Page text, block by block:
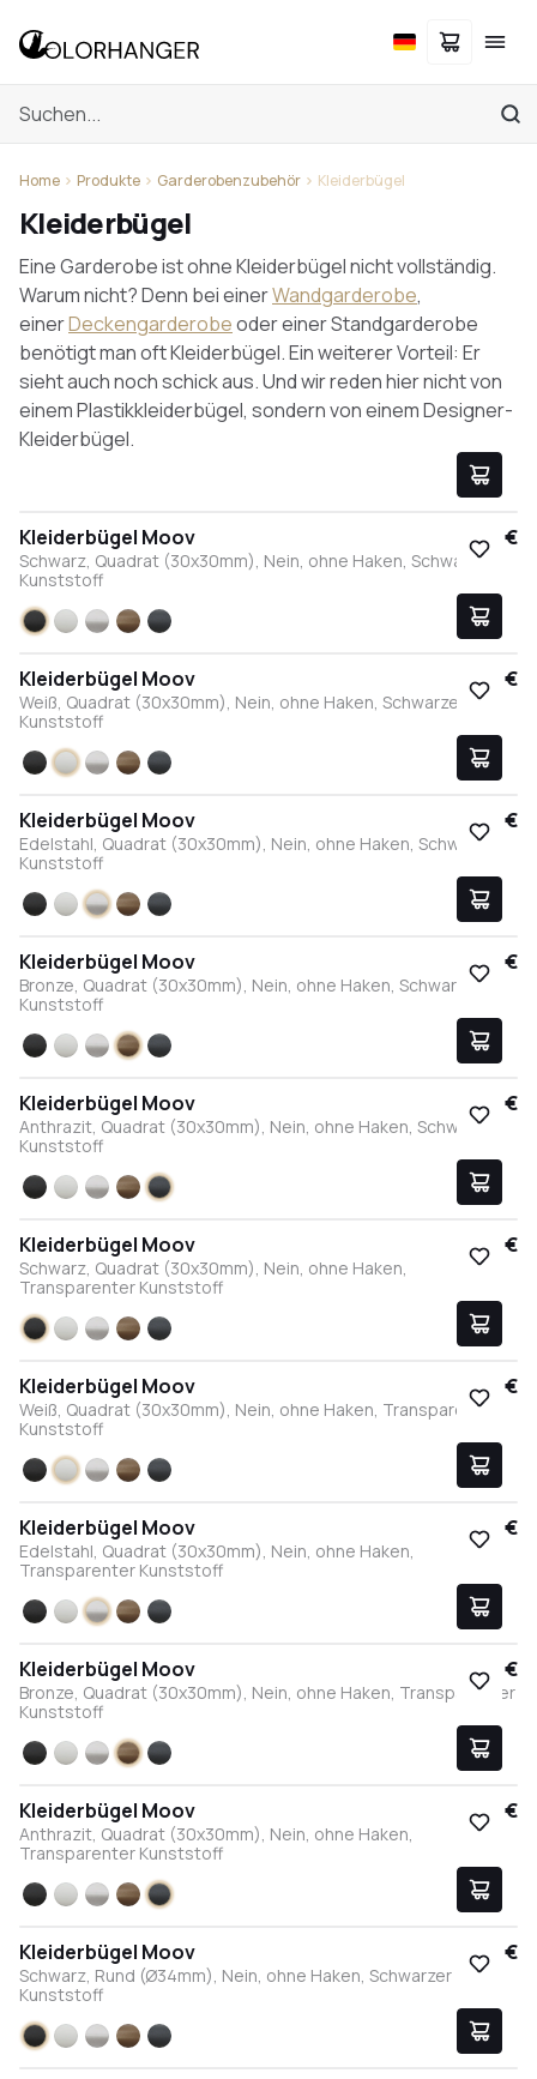
Home Produkte Garderobenzubehör Kleiderbügel
Kleiderbügel
Eine Garderobe ist ohne Kleiderbügel nicht vollständig.
Warum nicht? Denn bei einerWandgarderobe,
einerDeckengarderobeoder einer Standgarderobe
benötigt man oft Kleiderbügel. Ein weiterer Vorteil: Er
sieht auch noch schick aus. Und wir reden hier nicht von
einem Plastikkleiderbügel, sondern von einem Designer-
Kleiderbügel.
Kleiderbügel Moov 17,95 €
Schwarz, Quadrat (30x30mm), Nein, ohne Haken, Schwarzer
Kunststoff
Schwarz
WeißEdelstahl
BronzeAnthrazit
Kleiderbügel Moov
17,95 €
Weiß, Quadrat (30x30mm), Nein, ohne Haken, Schwarzer
Kunststoff
Schwarz
WeißEdelstahl
BronzeAnthrazit
Kleiderbügel Moov
17,95 €
Edelstahl, Quadrat (30x30mm), Nein, ohne Haken, Schwarzer
Kunststoff
Schwarz
WeißEdelstahl
BronzeAnthrazit
Kleiderbügel Moov
17,95 €
Bronze, Quadrat (30x30mm), Nein, ohne Haken, Schwarzer
Kunststoff
Schwarz
WeißEdelstahl
BronzeAnthrazit
Kleiderbügel Moov
17,95 €
Anthrazit, Quadrat (30x30mm), Nein, ohne Haken, Schwarzer
Kunststoff
Schwarz
WeißEdelstahl
BronzeAnthrazit
Kleiderbügel Moov
17,95 €
Schwarz, Quadrat (30x30mm), Nein, ohne Haken,
Transparenter Kunststoff
Schwarz
WeißEdelstahl
BronzeAnthrazit
Kleiderbügel Moov
17,95 €
Weiß, Quadrat (30x30mm), Nein, ohne Haken, Transparenter
Kunststoff
Schwarz
WeißEdelstahl
BronzeAnthrazit
Kleiderbügel Moov
17,95 €
Edelstahl, Quadrat (30x30mm), Nein, ohne Haken,
Transparenter Kunststoff
Schwarz
WeißEdelstahl
BronzeAnthrazit
Kleiderbügel Moov
17,95 €
Bronze, Quadrat (30x30mm), Nein, ohne Haken, Transparenter
Kunststoff
Schwarz
WeißEdelstahl
BronzeAnthrazit
Kleiderbügel Moov
17,95 €
Anthrazit, Quadrat (30x30mm), Nein, ohne Haken,
Transparenter Kunststoff
Schwarz
WeißEdelstahl
BronzeAnthrazit
Kleiderbügel Moov
17,95 €
Schwarz, Rund (Ø34mm), Nein, ohne Haken, Schwarzer
Kunststoff
Schwarz
WeißEdelstahl
BronzeAnthrazit